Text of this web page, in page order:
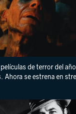
de terror del
Ahora se estrena en